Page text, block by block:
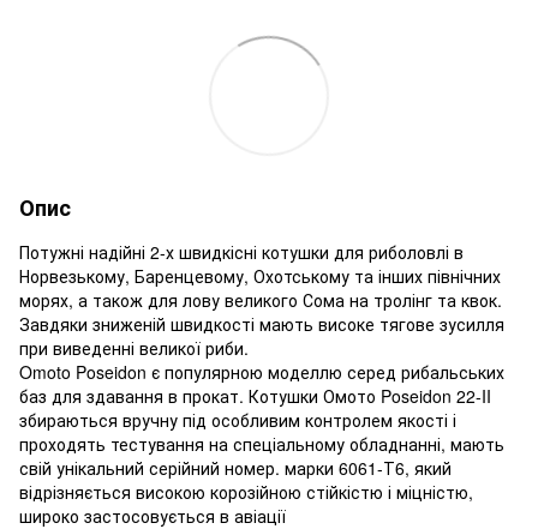
Опис
Потужні надійні 2-х швидкісні котушки для риболовлі в
Норвезькому, Баренцевому, Охотському та інших північних
морях, а також для лову великого Сома на тролінг та квок.
Завдяки зниженій швидкості мають високе тягове зусилля
при виведенні великої риби.
Omoto Poseidon є популярною моделлю серед рибальських
баз для здавання в прокат. Котушки Омото Poseidon 22-II
збираються вручну під особливим контролем якості і
проходять тестування на спеціальному обладнанні, мають
свій унікальний серійний номер. марки 6061-Т6, який
відрізняється високою корозійною стійкістю і міцністю,
широко застосовується в авіації